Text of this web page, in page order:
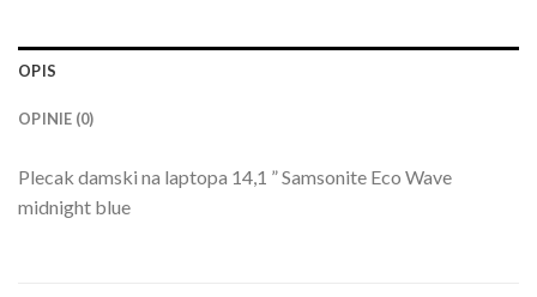
OPIS
OPINIE (0)
Plecak damski na laptopa 14,1 ” Samsonite Eco Wave
midnight blue